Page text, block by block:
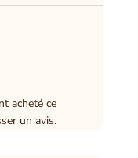
acheté ce
un avis.